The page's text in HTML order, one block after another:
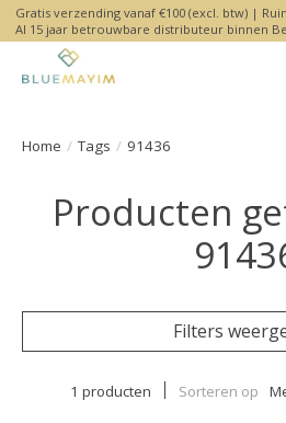
Gratis verzending vanaf €100 (excl. btw) |
Al 15 jaar betrouwbare distributeur binnen
Home / Tags / 91436
Producten
Filters
1 producten Sorteren op